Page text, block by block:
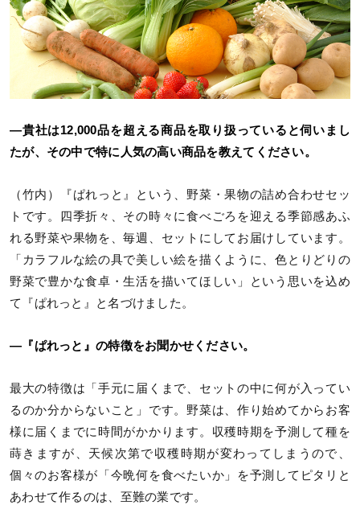
―貴社は12,000品を超える商品を取り扱っていると伺いまし
たが、その中で特に人気の高い商品を教えてください。
（竹内）『ぱれっと』という、野菜・果物の詰め合わせセッ
トです。四季折々、その時々に食べごろを迎える季節感あふ
れる野菜や果物を、毎週、セットにしてお届けしています。
「カラフルな絵の具で美しい絵を描くように、色とりどりの
野菜で豊かな食卓・生活を描いてほしい」という思いを込め
て『ぱれっと』と名づけました。
―『ぱれっと』の特徴をお聞かせください。
最大の特徴は「手元に届くまで、セットの中に何が入ってい
るのか分からないこと」です。野菜は、作り始めてからお客
様に届くまでに時間がかかります。収穫時期を予測して種を
蒔きますが、天候次第で収穫時期が変わってしまうので、
個々のお客様が「今晩何を食べたいか」を予測してピタリと
あわせて作るのは、至難の業です。